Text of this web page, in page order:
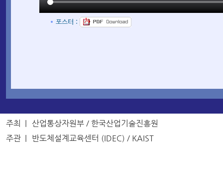
포스터 :
주최 |
산업통상자원부 / 한국산업기술진흥원
주관 |
반도체설계교육센터 (IDEC) / KAIST